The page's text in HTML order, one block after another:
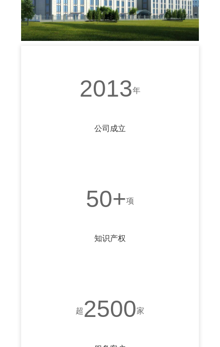
2013年
公司成立
50+项
知识产权
超 2500家